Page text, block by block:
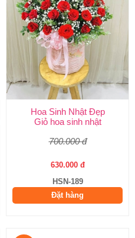
Hoa Sinh Nhật Đẹp
Giỏ hoa sinh nhật
700.000 đ
630.000 đ
HSN-189
Đặt hàng